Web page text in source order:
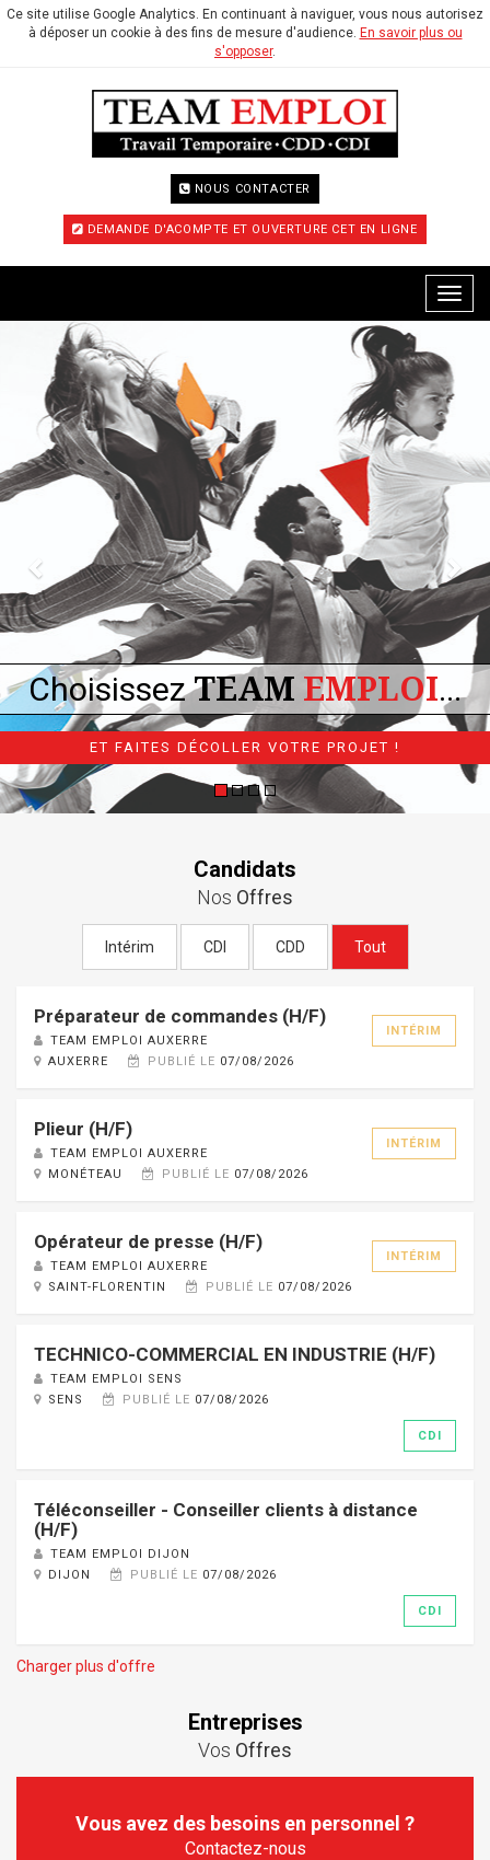
Ce site utilise Google Analytics. En continuant à naviguer, vous nous autorisez
à déposer un cookie à des fins de mesure d'audience. En savoir plus ou
s'opposer.
NOUS CONTACTER
DEMANDE D'ACOMPTE ET OUVERTURE CET EN LIGNE
Menu
ChoisissezTEAM EMPLOI...
ET FAITES DÉCOLLER VOTRE PROJET !
Préc.
Candidats
Nos Offres
Intérim CDI CDD Tout
Préparateur de commandes (H/F)
TEAM EMPLOI AUXERRE
AUXERRE
PUBLIÉ LE 07/08/2026
INTÉRIM
Plieur (H/F)
TEAM EMPLOI AUXERRE
MONÉTEAU
PUBLIÉ LE 07/08/2026
INTÉRIM
Opérateur de presse (H/F)
TEAM EMPLOI AUXERRE
SAINT-FLORENTIN
PUBLIÉ LE 07/08/2026
INTÉRIM
TECHNICO-COMMERCIAL EN INDUSTRIE (H/F)
TEAM EMPLOI SENS
SENS
PUBLIÉ LE 07/08/2026
CDI
Téléconseiller - Conseiller clients à distance
(H/F)
TEAM EMPLOI DIJON
DIJON
PUBLIÉ LE 07/08/2026
CDI
Charger plus d'offre
Entreprises
Vos Offres
Vous avez des besoins en personnel ?
Contactez-nous